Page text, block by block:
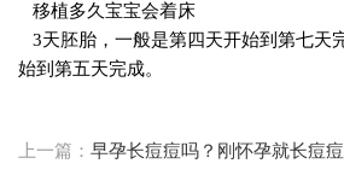
移植多久宝宝会着床
3天胚胎，一般是第四天开始到第七天
始到第五天完成。
上一篇： 早孕长痘痘吗？刚怀孕就长痘